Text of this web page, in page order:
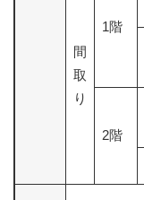
間
取
り
1階
2階